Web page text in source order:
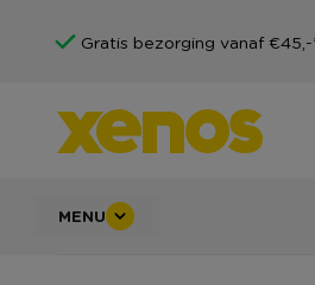
Gratis bezorging vanaf €45,-
MENU